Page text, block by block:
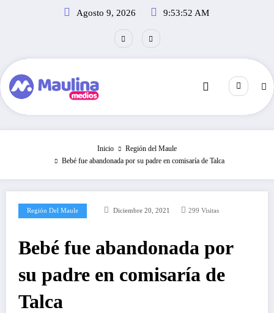
Agosto 9, 2026 9:53:52 AM
Inicio
Región del Maule
Bebé fue abandonada por su padre en comisaría de Talca
Región Del Maule Diciembre 20, 2021 299 Visitas
Bebé fue abandonada por
su padre en comisaría de
Talca